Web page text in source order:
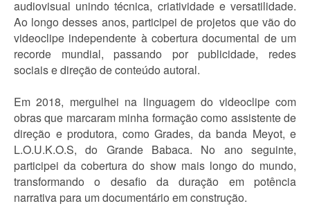
audiovisual unindo técnica, criatividade e versatilidade.
Ao longo desses anos, participei de projetos que vão do
videoclipe independente à cobertura documental de um
recorde mundial, passando por publicidade, redes
sociais e direção de conteúdo autoral.
Em 2018, mergulhei na linguagem do videoclipe com
obras que marcaram minha formação como assistente de
direção e produtora, como Grades, da banda Meyot, e
L.O.U.K.O.S, do Grande Babaca. No ano seguinte,
participei da cobertura do show mais longo do mundo,
transformando o desafio da duração em potência
narrativa para um documentário em construção.